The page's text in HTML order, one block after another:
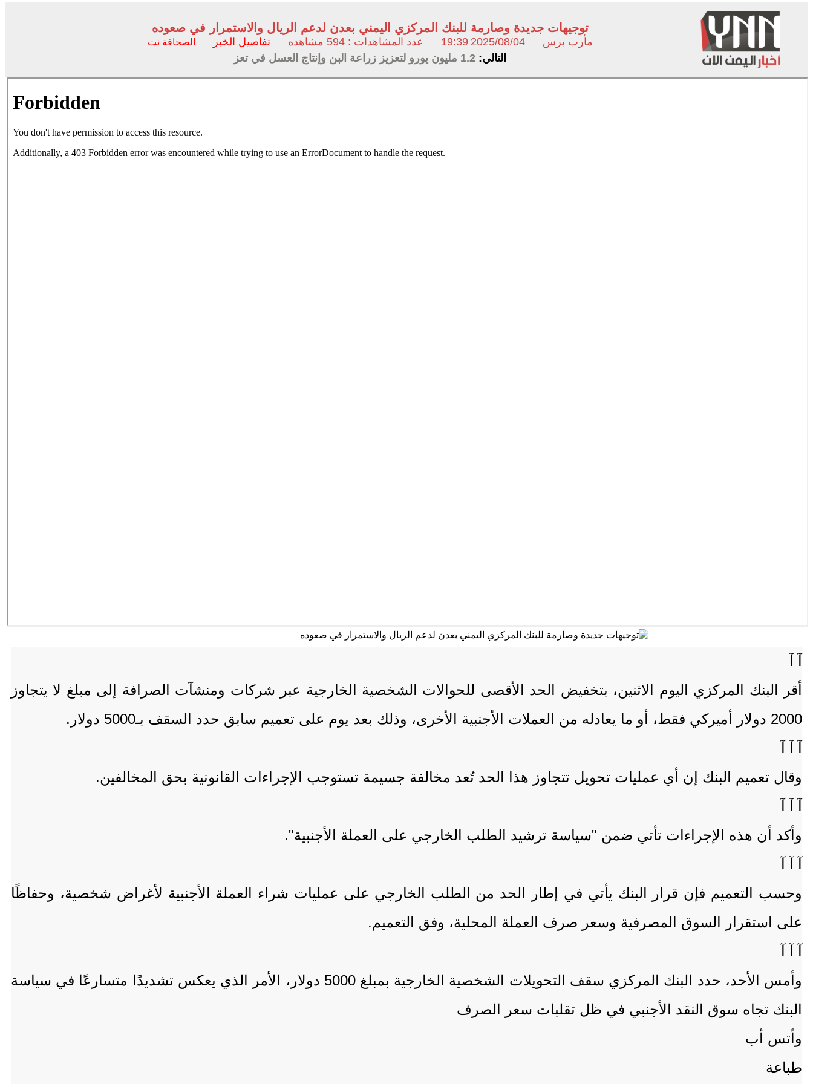
توجيهات جديدة وصارمة للبنك المركزي اليمني بعدن لدعم الريال والاستمرار في صعوده
مأرب برس 2025/08/04
19:39 عدد المشاهدات : 594 مشاهده تفاصيل الخبر الصحافة نت
التالي: 1.2 مليون يورو لتعزيز زراعة البن وإنتاج العسل في تعز
أقر البنك المركزي اليوم الاثنين، بتخفيض الحد الأقصى للحوالات الشخصية الخارجية عبر شركات ومنشآت الصرافة إلى مبلغ لا يتجاوز
2000 دولار أميركي فقط، أو ما يعادله من العملات الأجنبية الأخرى، وذلك بعد يوم على تعميم سابق حدد السقف بـ5000 دولار.
وقال تعميم البنك إن أي عمليات تحويل تتجاوز هذا الحد تُعد مخالفة جسيمة تستوجب الإجراءات القانونية بحق المخالفين.
وأكد أن هذه الإجراءات تأتي ضمن "سياسة ترشيد الطلب الخارجي على العملة الأجنبية".
وحسب التعميم فإن قرار البنك يأتي في إطار الحد من الطلب الخارجي على عمليات شراء العملة الأجنبية لأغراض شخصية، وحفاظًا
على استقرار السوق المصرفية وسعر صرف العملة المحلية، وفق التعميم.
وأمس الأحد، حدد البنك المركزي سقف التحويلات الشخصية الخارجية بمبلغ 5000 دولار، الأمر الذي يعكس تشديدًا متسارعًا في سياسة
البنك تجاه سوق النقد الأجنبي في ظل تقلبات سعر الصرف
وأتس أب
طباعة